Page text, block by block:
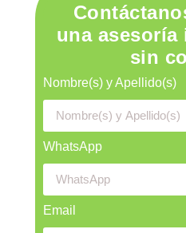
una
sin
Nombre(s) y Apellido(s)
WhatsApp
Email